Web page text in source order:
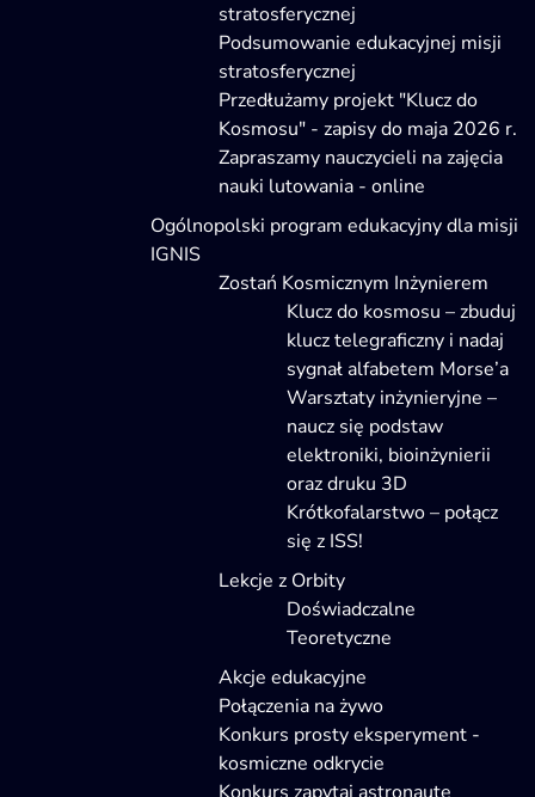
stratosferycznej
Podsumowanie edukacyjnej misji
stratosferycznej
Przedłużamy projekt "Klucz do
Kosmosu" - zapisy do maja 2026 r.
Zapraszamy nauczycieli na zajęcia
nauki lutowania - online
Ogólnopolski program edukacyjny dla misji
IGNIS
Zostań Kosmicznym Inżynierem
Klucz do kosmosu – zbuduj
klucz telegraficzny i nadaj
sygnał alfabetem Morse’a
Warsztaty inżynieryjne –
naucz się podstaw
elektroniki, bioinżynierii
oraz druku 3D
Krótkofalarstwo – połącz
się z ISS!
Lekcje z Orbity
Doświadczalne
Teoretyczne
Akcje edukacyjne
Połączenia na żywo
Konkurs prosty eksperyment -
kosmiczne odkrycie